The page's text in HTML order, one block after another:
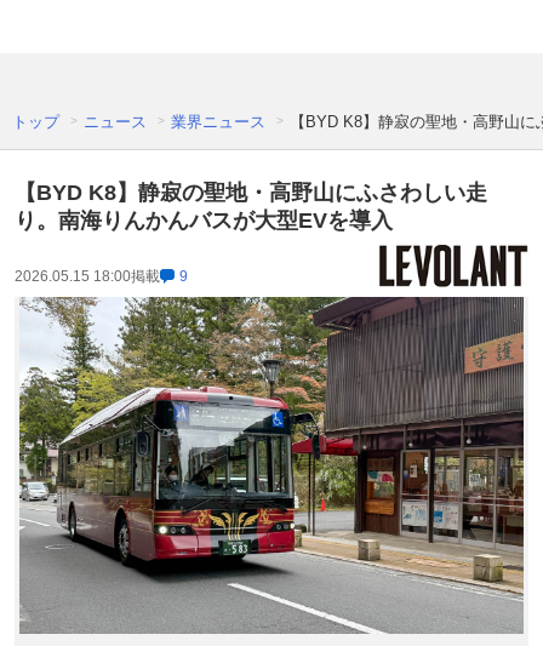
トップ ニュース 業界ニュース 【BYD K8】静寂の聖地・高野山
【BYD K8】静寂の聖地・高野山にふさわしい走
り。南海りんかんバスが大型EVを導入
2026.05.15 18:00掲載 9